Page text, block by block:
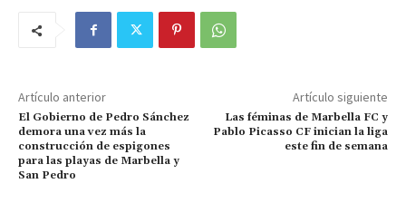
Artículo anterior
El Gobierno de Pedro Sánchez
demora una vez más la
construcción de espigones
para las playas de Marbella y
San Pedro
Artículo siguiente
Las féminas de Marbella FC y
Pablo Picasso CF inician la liga
este fin de semana